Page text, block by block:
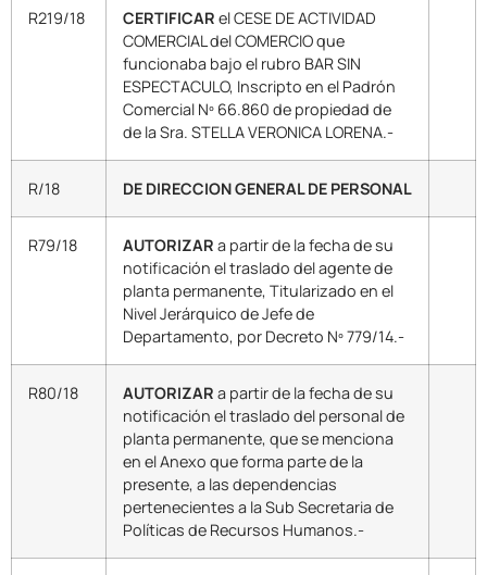
R219/18 CERTIFICAR el CESE DE ACTIVIDAD
COMERCIAL del COMERCIO que
funcionaba bajo el rubro BAR SIN
ESPECTACULO, Inscripto en el Padrón
Comercial Nº 66.860 de propiedad de
de la Sra. STELLA VERONICA LORENA.-
R/18 DE DIRECCION GENERAL DE PERSONAL
R79/18 AUTORIZAR a partir de la fecha de su
notificación el traslado del agente de
planta permanente, Titularizado en el
Nivel Jerárquico de Jefe de
Departamento, por Decreto Nº 779/14.-
R80/18 AUTORIZAR a partir de la fecha de su
notificación el traslado del personal de
planta permanente, que se menciona
en el Anexo que forma parte de la
presente, a las dependencias
pertenecientes a la Sub Secretaria de
Políticas de Recursos Humanos.-